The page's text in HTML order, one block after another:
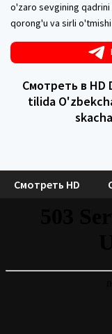
o'zaro sevgining qadrini
qorong'u va sirli
Смотреть в HD
tilida
Смотреть HD